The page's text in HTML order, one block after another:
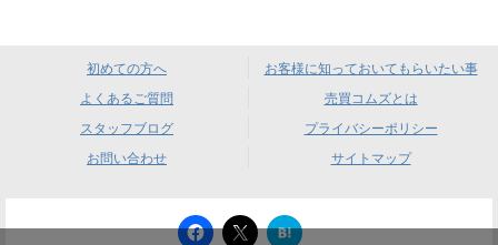
初めての方へ
お客様に知っておいてもらいたい事
よくあるご質問
売買コムズとは
スタッフブログ
プライバシーポリシー
お問い合わせ
サイトマップ
は